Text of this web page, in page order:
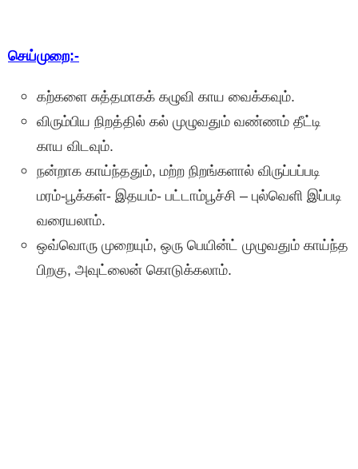
செய்முறை:-
கற்களை சுத்தமாகக் கழுவி காய வைக்கவும்.
விரும்பிய நிறத்தில் கல் முழுவதும் வண்ணம் தீட்டி
காய விடவும்.
நன்றாக காய்ந்ததும், மற்ற நிறங்களால் விருப்பப்படி
மரம்-பூக்கள்- இதயம்- பட்டாம்பூச்சி – புல்வெளி இப்படி
வரையலாம்.
ஒவ்வொரு முறையும், ஒரு பெயின்ட் முழுவதும் காய்ந்த
பிறகு, அவுட்லைன் கொடுக்கலாம்.